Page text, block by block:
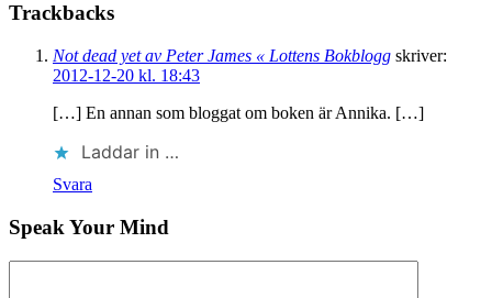
Trackbacks
Not dead yet av Peter James « Lottens Bokblogg skriver:
2012-12-20 kl. 18:43
[…] En annan som bloggat om boken är Annika. […]
Laddar in …
Svara
Speak Your Mind